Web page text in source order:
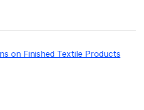
on Finished Textile Products